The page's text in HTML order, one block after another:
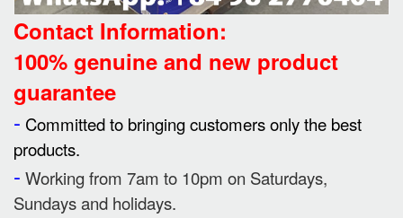
Contact Information:
100% genuine and new product
guarantee
- Committed to bringing customers only the best
products.
- Working from 7am to 10pm on Saturdays,
Sundays and holidays.